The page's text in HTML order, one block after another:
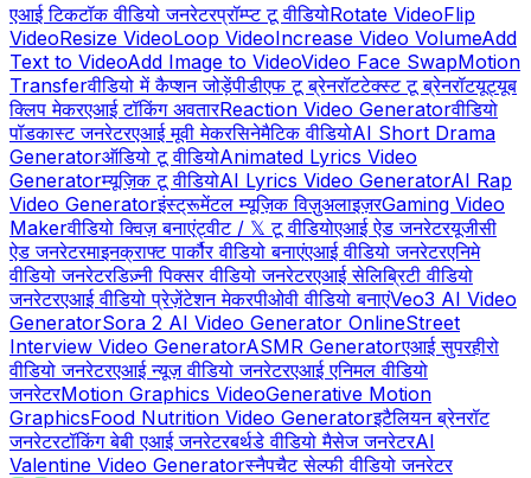
एआई टिकटॉक वीडियो जनरेटरप्रॉम्प्ट टू वीडियोRotate VideoFlip
VideoResize VideoLoop VideoIncrease Video VolumeAdd
Text to VideoAdd Image to VideoVideo Face SwapMotion
Transferवीडियो में कैप्शन जोड़ेंपीडीएफ टू ब्रेनरॉटटेक्स्ट टू ब्रेनरॉटयूट्यूब
क्लिप मेकरएआई टॉकिंग अवतारReaction Video Generatorवीडियो
पॉडकास्ट जनरेटरएआई मूवी मेकरसिनेमैटिक वीडियोAI Short Drama
Generatorऑडियो टू वीडियोAnimated Lyrics Video
Generatorम्यूज़िक टू वीडियोAI Lyrics Video GeneratorAI Rap
Video Generatorइंस्ट्रूमेंटल म्यूज़िक विज़ुअलाइज़रGaming Video
Makerवीडियो क्विज़ बनाएंट्वीट / 𝕏 टू वीडियोएआई ऐड जनरेटरयूजीसी
ऐड जनरेटरमाइनक्राफ्ट पार्कौर वीडियो बनाएंएआई वीडियो जनरेटरएनिमे
वीडियो जनरेटरडिज़्नी पिक्सर वीडियो जनरेटरएआई सेलिब्रिटी वीडियो
जनरेटरएआई वीडियो प्रेज़ेंटेशन मेकरपीओवी वीडियो बनाएंVeo3 AI Video
GeneratorSora 2 AI Video Generator OnlineStreet
Interview Video GeneratorASMR Generatorएआई सुपरहीरो
वीडियो जनरेटरएआई न्यूज़ वीडियो जनरेटरएआई एनिमल वीडियो
जनरेटरMotion Graphics VideoGenerative Motion
GraphicsFood Nutrition Video Generatorइटैलियन ब्रेनरॉट
जनरेटरटॉकिंग बेबी एआई जनरेटरबर्थडे वीडियो मैसेज जनरेटरAI
Valentine Video Generatorस्नैपचैट सेल्फी वीडियो जनरेटर